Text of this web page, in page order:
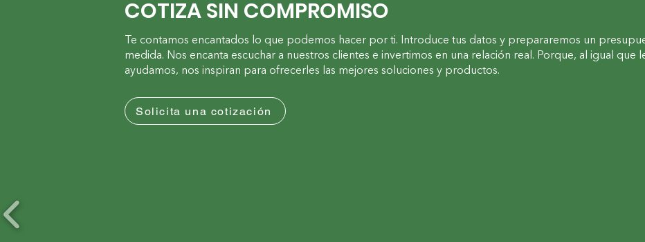
COTIZA SIN COMPROMISO
Te contamos encantados lo que podemos hacer por ti. Introduce tus datos y prepararemos un
medida. Nos encanta escuchar a nuestros clientes e invertimos en una relación real. Porque, al igual que
ayudamos, nos inspiran para ofrecerles las mejores soluciones y productos.
Solicita una cotización